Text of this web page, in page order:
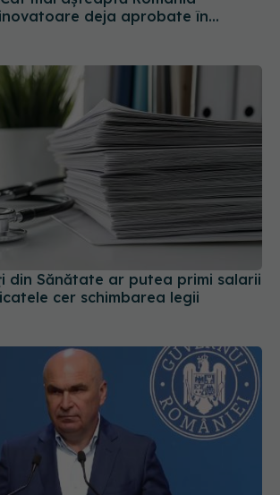
din Sănătate ar putea primi salarii
cer schimbarea legii